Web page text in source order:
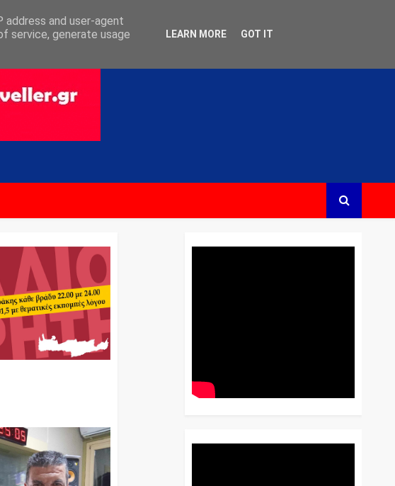
and user-agent
service, generate usage
LEARN MORE GOT IT